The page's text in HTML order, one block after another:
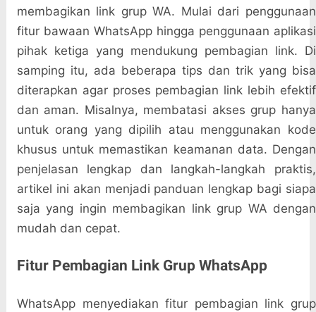
membagikan link grup WA. Mulai dari penggunaan
fitur bawaan WhatsApp hingga penggunaan aplikasi
pihak ketiga yang mendukung pembagian link. Di
samping itu, ada beberapa tips dan trik yang bisa
diterapkan agar proses pembagian link lebih efektif
dan aman. Misalnya, membatasi akses grup hanya
untuk orang yang dipilih atau menggunakan kode
khusus untuk memastikan keamanan data. Dengan
penjelasan lengkap dan langkah-langkah praktis,
artikel ini akan menjadi panduan lengkap bagi siapa
saja yang ingin membagikan link grup WA dengan
mudah dan cepat.
Fitur Pembagian Link Grup WhatsApp
WhatsApp menyediakan fitur pembagian link grup